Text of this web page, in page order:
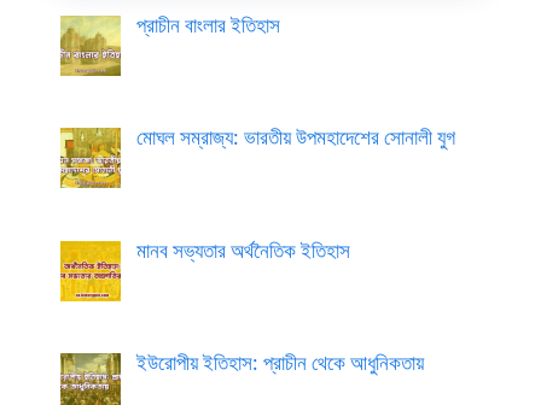
প্রাচীন বাংলার ইতিহাস
মোঘল সম্রাজ্য: ভারতীয় উপমহাদেশের সোনালী যুগ
মানব সভ্যতার অর্থনৈতিক ইতিহাস
ইউরোপীয় ইতিহাস: প্রাচীন থেকে আধুনিকতায়